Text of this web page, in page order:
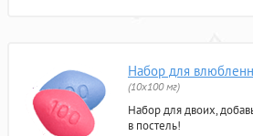
Набор для
(10х100 мг)
Набор для двоих,
в постель!